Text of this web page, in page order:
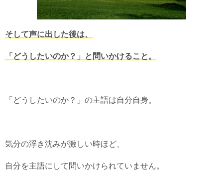
そして声に出した後は、
「どうしたいのか？」と問いかけること。
「どうしたいのか？」の主語は自分自身。
気分の浮き沈みが激しい時ほど、
自分を主語にして問いかけられていません。